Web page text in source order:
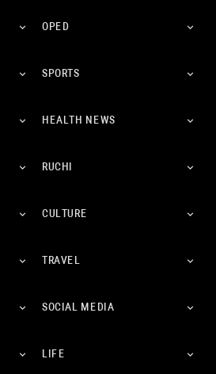
OPED
SPORTS
HEALTH NEWS
RUCHI
CULTURE
TRAVEL
SOCIAL MEDIA
LIFE